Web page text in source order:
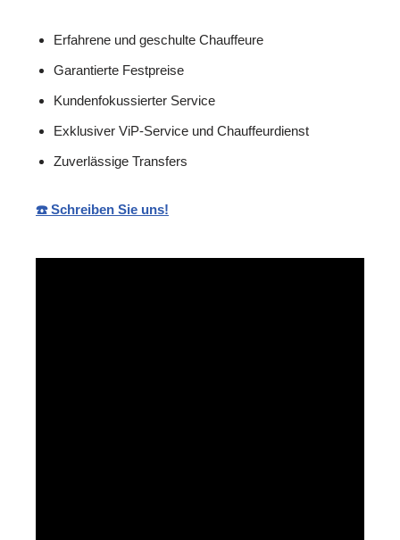
Erfahrene und geschulte Chauffeure
Garantierte Festpreise
Kundenfokussierter Service
Exklusiver ViP-Service und Chauffeurdienst
Zuverlässige Transfers
☎️ Schreiben Sie uns!